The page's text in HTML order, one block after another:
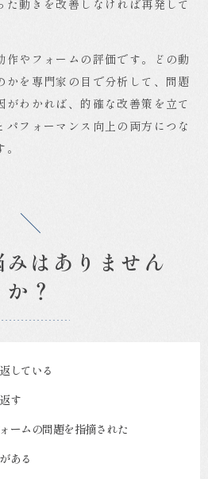
動きを改善しなければ再発して
作やフォームの評価です。どの動
かを専門家の目で分析して、問題
がわかれば、的確な改善策を立て
パフォーマンス向上の両方につな
みはありません
か？
している
す
ームの問題を指摘された
ある